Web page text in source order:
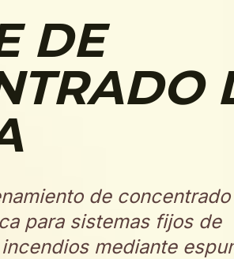
DE
de
para sistemas fijos de
mediante